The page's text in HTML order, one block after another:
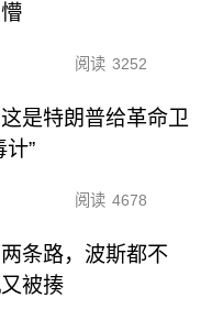
阅读 3252
是特朗普给革命卫
计”
阅读 4678
条路，波斯都不
被揍